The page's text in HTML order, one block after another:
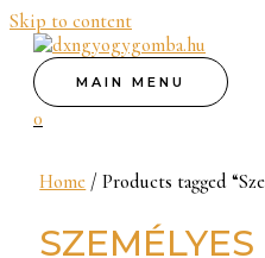
Skip to content
MAIN MENU
0
Home / Products tagged